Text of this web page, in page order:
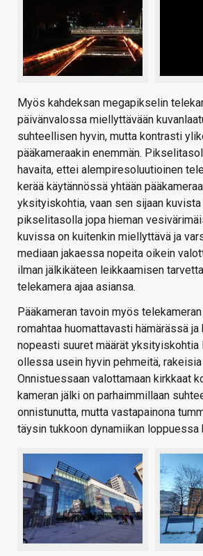
Myös kahdeksan megapikselin
päivänvalossa miellyttävään
suhteellisen hyvin, mutta kontrasti
pääkameraakin enemmän.
havaita, ettei alempiresoluutioinen
kerää käytännössä yhtään
yksityiskohtia, vaan sen sijaan
pikselitasolla jopa hieman
kuvissa on kuitenkin miellyttävä ja
mediaan jakaessa nopeita oikein
ilman jälkikäteen leikkaamisen
telekamera ajaa asiansa.
Pääkameran tavoin myös
romahtaa huomattavasti hämärässä
nopeasti suuret määrät yksityiskohtia
ollessa usein hyvin pehmeitä, rakeisia
Onnistuessaan valottamaan kirkkaat
kameran jälki on parhaimmillaan
onnistunutta, mutta vastapainona
täysin tukkoon dynamiikan loppuessa